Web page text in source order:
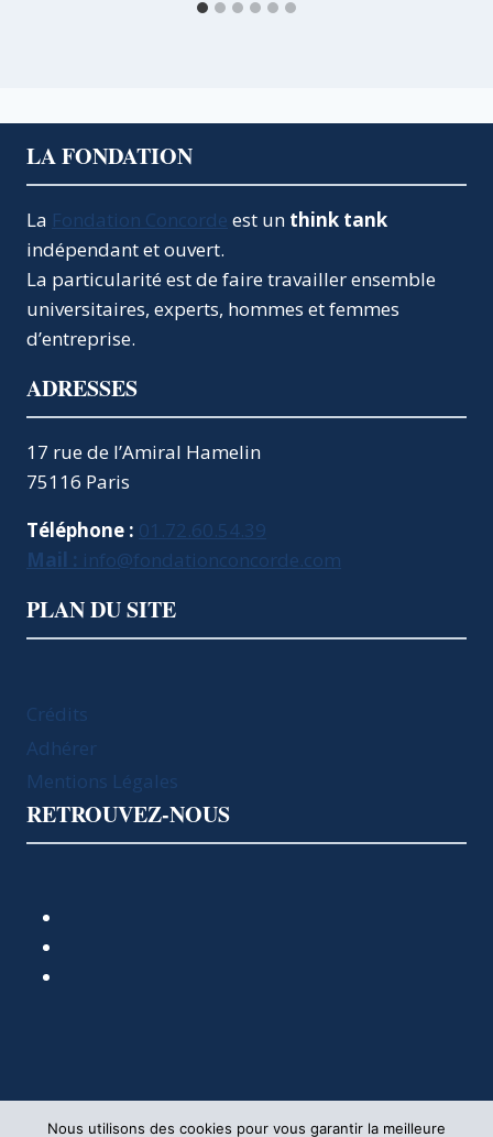
LA FONDATION
La Fondation Concorde est un think tank
indépendant et ouvert.
La particularité est de faire travailler ensemble
universitaires, experts, hommes et femmes
d’entreprise.
ADRESSES
17 rue de l’Amiral Hamelin
75116 Paris
Téléphone : 01.72.60.54.39
Mail : info@fondationconcorde.com
PLAN DU SITE
Crédits
Adhérer
Mentions Légales
RETROUVEZ-NOUS
Nous utilisons des cookies pour vous garantir la meilleure